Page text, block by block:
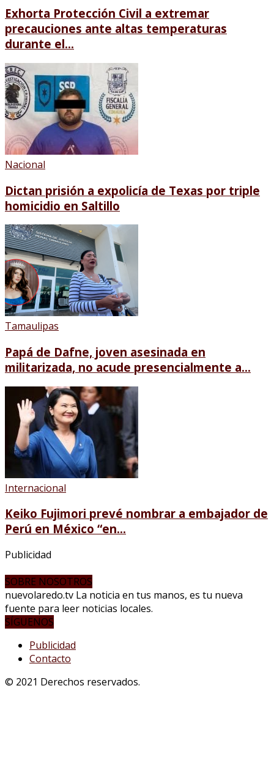
Exhorta Protección Civil a extremar
precauciones ante altas temperaturas
durante el...
Nacional
Dictan prisión a expolicía de Texas por triple
homicidio en Saltillo
Tamaulipas
Papá de Dafne, joven asesinada en
militarizada, no acude presencialmente a...
Internacional
Keiko Fujimori prevé nombrar a embajador de
Perú en México “en...
Publicidad
SOBRE NOSOTROS
nuevolaredo.tv La noticia en tus manos, es tu nueva
fuente para leer noticias locales.
SÍGUENOS
Publicidad
Contacto
© 2021 Derechos reservados.